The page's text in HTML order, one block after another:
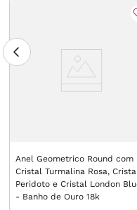
Anel Geometrico Round com
Cristal Turmalina Rosa,
Peridoto e Cristal London
- Banho de Ouro 18k